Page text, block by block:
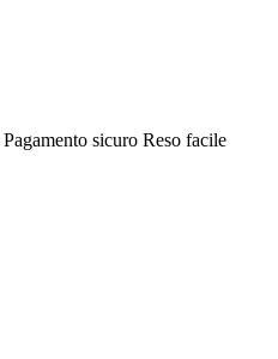
Pagamento sicuro Reso facile